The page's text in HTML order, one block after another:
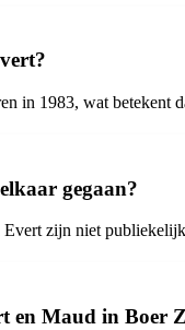
in 1983, wat betekent
gegaan?
zijn niet
en Maud in Boer